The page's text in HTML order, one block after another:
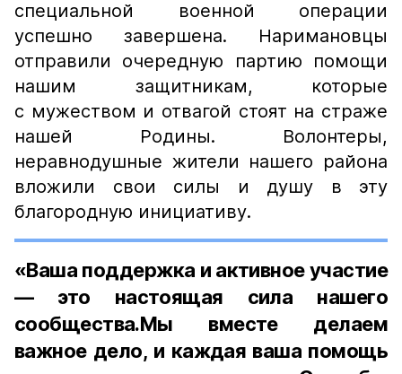
специальной военной операции
успешно завершена. Наримановцы
отправили очередную партию помощи
нашим защитникам, которые
с мужеством и отвагой стоят на страже
нашей Родины. Волонтеры,
неравнодушные жители нашего района
вложили свои силы и душу в эту
благородную инициативу.
«Ваша поддержка и активное участие
— это настоящая сила нашего
сообщества.Мы вместе делаем
важное дело, и каждая ваша помощь